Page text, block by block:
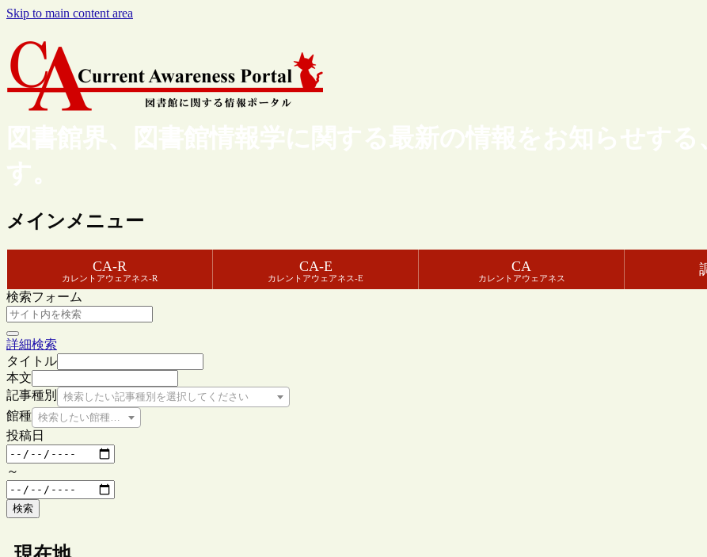
Skip to main content area
図書館界、図書館情報学に関する最新の情報をお知らせす
す。
メインメニュー
CA-R
カレントアウェアネス-R
CA-E
カレントアウェアネス-E
CA
カレントアウェアネス
検索フォーム
詳細検索
タイトル
本文
記事種別
検索したい記事種別を選択してください
館種 検索したい館種を選択してください
投稿日
～
検索